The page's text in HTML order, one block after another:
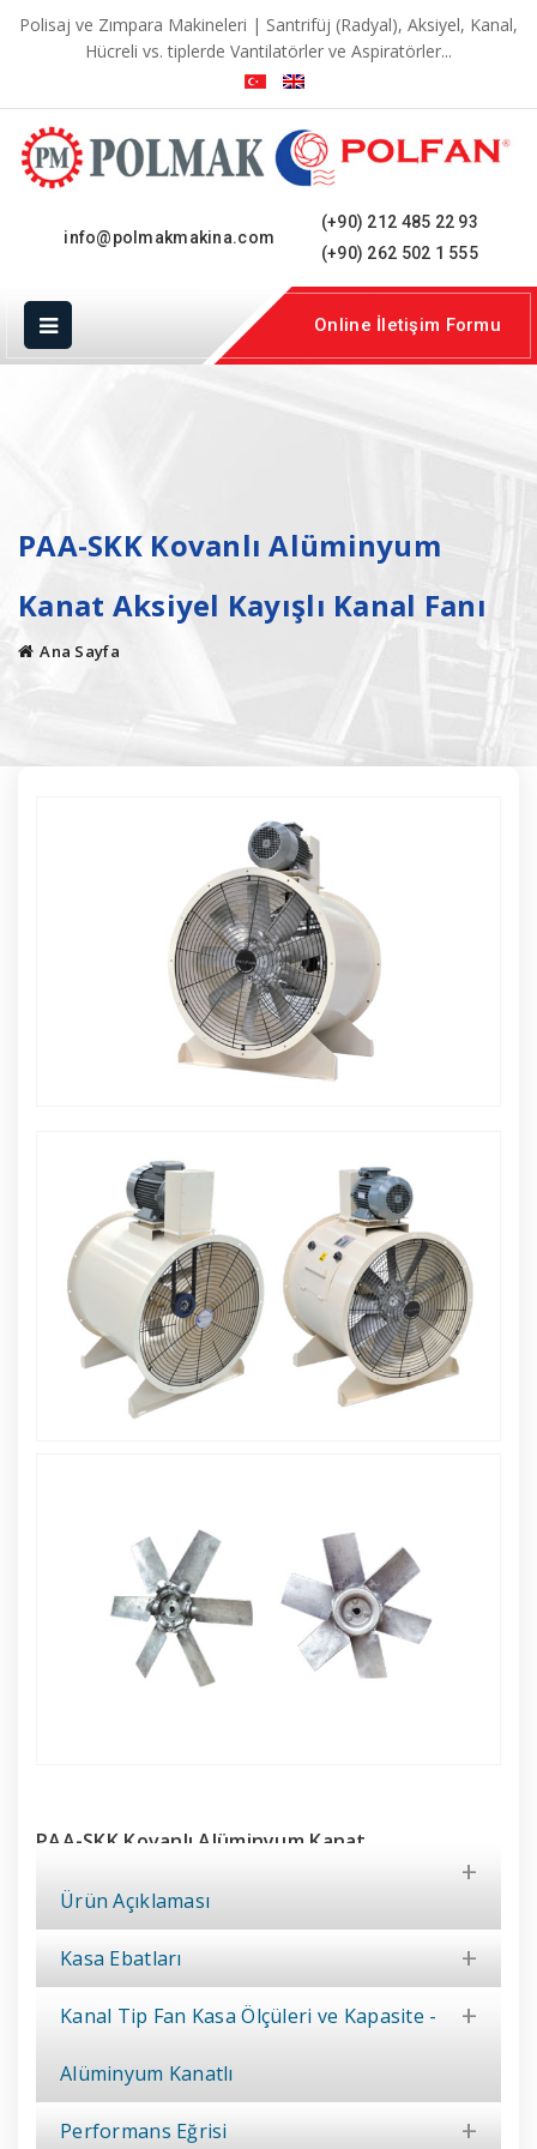
Polisaj ve Zımpara Makineleri | Santrifüj (Radyal), Aksiyel, Kanal,
Hücreli vs. tiplerde Vantilatörler ve Aspiratörler...
info@polmakmakina.com
(+90) 212 485 22 93
(+90) 262 502 1 555
Online İletişim Formu
PAA-SKK Kovanlı Alüminyum
Kanat Aksiyel Kayışlı Kanal Fanı
Ana Sayfa
PAA-SKK Kovanlı Alüminyum Kanat
Ürün Kataloğu - Pdf
Ürün Açıklaması
Kasa Ebatları
Kanal Tip Fan Kasa Ölçüleri ve Kapasite -
Alüminyum Kanatlı
Performans Eğrisi